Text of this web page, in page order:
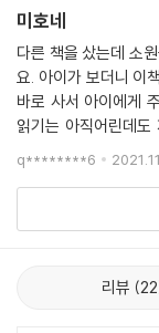
미호네
다른 책을 샀는데 소
요. 아이가 보더니 이
바로 사서 아이에게 주었
읽기는 아직어린데도
시간나면 읽어보아
q********6
리뷰 22